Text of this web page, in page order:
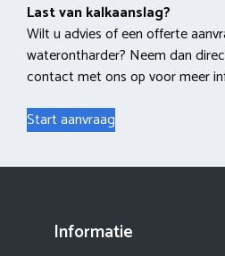
Last van kalkaanslag?
Wilt u advies of een offerte
waterontharder? Neem dan
contact met ons op voor meer
Start aanvraag
Informatie